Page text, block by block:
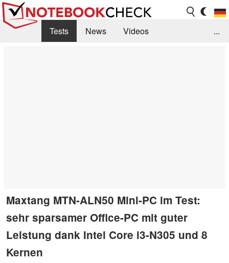
Tests News
Videos
...
Maxtang MTN-ALN50 Mini-PC im Test:
sehr sparsamer Office-PC mit guter
Leistung dank Intel Core i3-N305 und 8
Kernen